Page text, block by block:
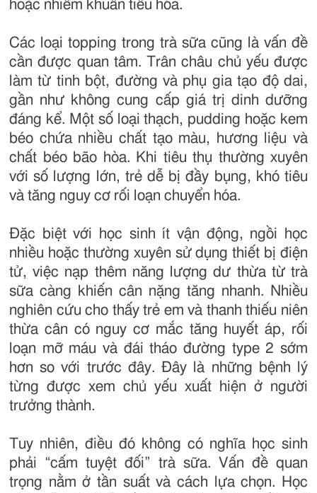
hoặc nhiễm khuẩn tiêu hóa.
Các loại topping trong trà sữa cũng là vấn đề
cần được quan tâm. Trân châu chủ yếu được
làm từ tinh bột, đường và phụ gia tạo độ dai,
gần như không cung cấp giá trị dinh dưỡng
đáng kể. Một số loại thạch, pudding hoặc kem
béo chứa nhiều chất tạo màu, hương liệu và
chất béo bão hòa. Khi tiêu thụ thường xuyên
với số lượng lớn, trẻ dễ bị đầy bụng, khó tiêu
và tăng nguy cơ rối loạn chuyển hóa.
Đặc biệt với học sinh ít vận động, ngồi học
nhiều hoặc thường xuyên sử dụng thiết bị điện
tử, việc nạp thêm năng lượng dư thừa từ trà
sữa càng khiến cân nặng tăng nhanh. Nhiều
nghiên cứu cho thấy trẻ em và thanh thiếu niên
thừa cân có nguy cơ mắc tăng huyết áp, rối
loạn mỡ máu và đái tháo đường type 2 sớm
hơn so với trước đây. Đây là những bệnh lý
từng được xem chủ yếu xuất hiện ở người
trưởng thành.
Tuy nhiên, điều đó không có nghĩa học sinh
phải “cấm tuyệt đối” trà sữa. Vấn đề quan
trọng nằm ở tần suất và cách lựa chọn. Học